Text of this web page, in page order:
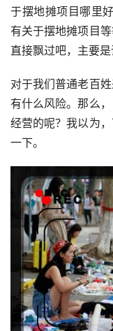
于摆地摊项目哪里
有关于摆地摊项目
直接飘过吧，主要是
对于我们普通老百
有什么风险。那么
经营的呢？我以为
一下。